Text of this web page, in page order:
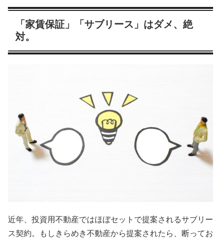
「家賃保証」「サブリース」はダメ、絶
対。
近年、投資用不動産ではほぼセットで提案されるサブリー
ス契約。もしきらめき不動産から提案されたら、断ってお